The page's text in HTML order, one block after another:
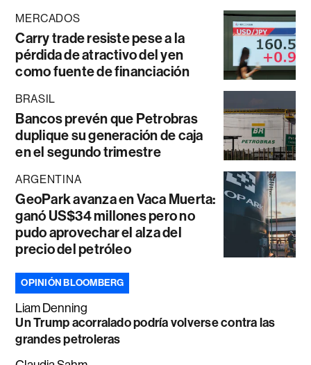
MERCADOS
Carry trade resiste pese a la
pérdida de atractivo del yen
como fuente de financiación
BRASIL
Bancos prevén que Petrobras
duplique su generación de caja
en el segundo trimestre
ARGENTINA
GeoPark avanza en Vaca Muerta:
ganó US$34 millones pero no
pudo aprovechar el alza del
precio del petróleo
OPINIÓN BLOOMBERG
Liam Denning
Un Trump acorralado podría volverse contra las
grandes petroleras